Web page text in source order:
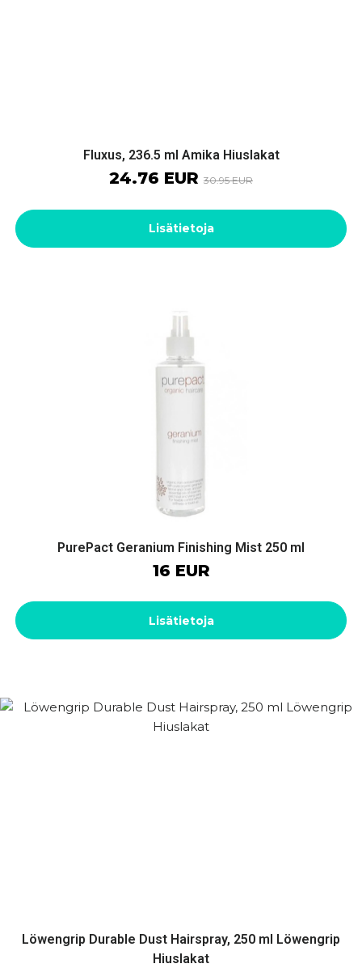
Fluxus, 236.5 ml Amika Hiuslakat
24.76 EUR 30.95 EUR
Lisätietoja
PurePact Geranium Finishing Mist 250 ml
16 EUR
Lisätietoja
Löwengrip Durable Dust Hairspray, 250 ml Löwengrip
Hiuslakat